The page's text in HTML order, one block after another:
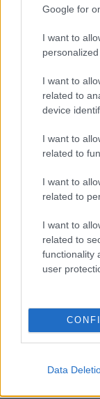
Google for
I want to
personalized
I want to
related to
device
I want to
related to
I want to
related to
I want to
related to
functionality
user
Data
ARTICOLI